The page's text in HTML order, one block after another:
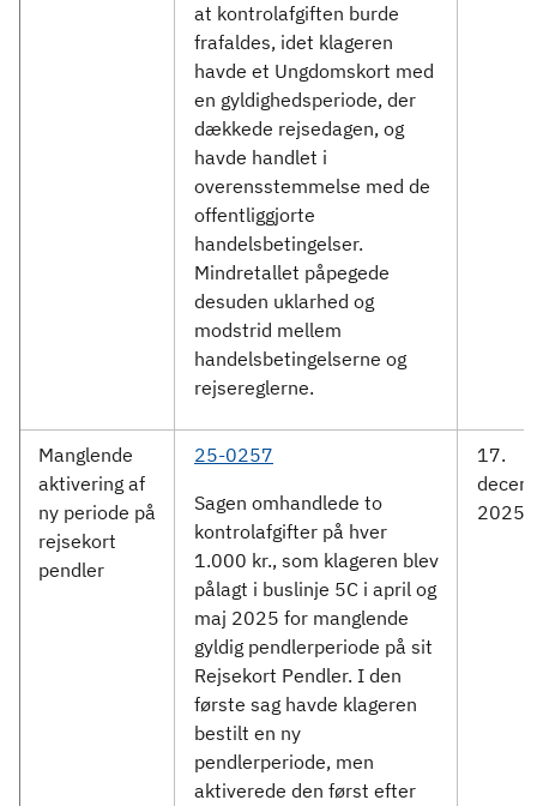
at kontrolafgiften burde
frafaldes, idet klageren
havde et Ungdomskort med
en gyldighedsperiode, der
dækkede rejsedagen, og
havde handlet i
overensstemmelse med de
offentliggjorte
handelsbetingelser.
Mindretallet påpegede
desuden uklarhed og
modstrid mellem
handelsbetingelserne og
rejsereglerne.
Manglende
aktivering af
ny periode på
rejsekort
pendler
25-0257
Sagen omhandlede to
kontrolafgifter på hver
1.000 kr., som klageren blev
pålagt i buslinje 5C i april og
maj 2025 for manglende
gyldig pendlerperiode på sit
Rejsekort Pendler. I den
første sag havde klageren
bestilt en ny
pendlerperiode, men
aktiverede den først efter
17.
2025